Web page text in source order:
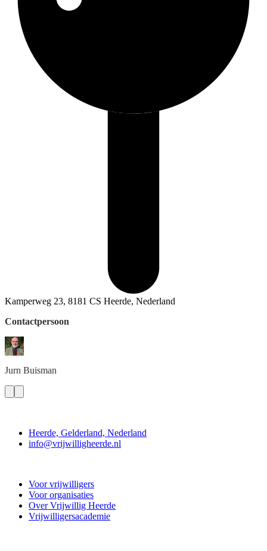
Kamperweg 23, 8181 CS Heerde, Nederland
Contactpersoon
Jurn Buisman
Heerde, Gelderland, Nederland
info@vrijwilligheerde.nl
Voor vrijwilligers
Voor organisaties
Over Vrijwillig Heerde
Vrijwilligersacademie